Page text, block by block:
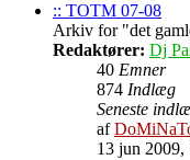
:: TOTM 07-08
Arkiv for "det
Redaktører: Dj
40 Emner
874 Indlæg
Seneste
af
13 jun 2009,